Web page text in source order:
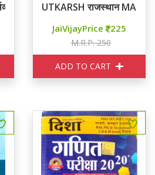
एवं राजव्यवस्था 3000+ प्रश्नों का
UTKARSH राजस्थान
JaiVijayPrice 225
M.R.P. 250
ADD TO CART